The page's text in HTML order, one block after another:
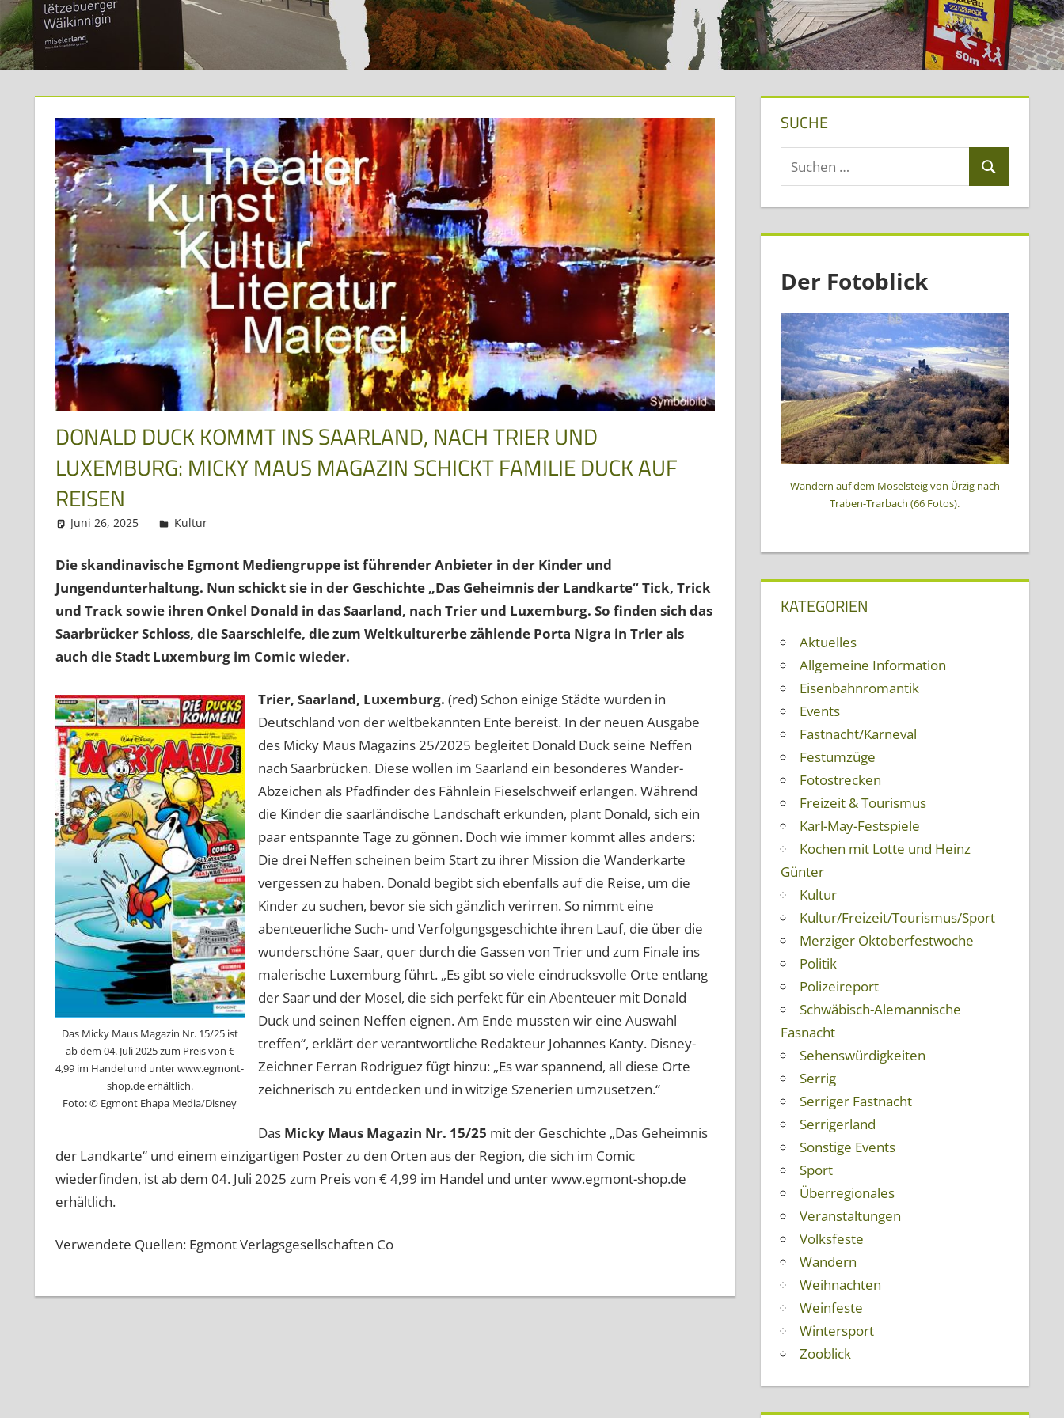
DONALD DUCK KOMMT INS SAARLAND, NACH TRIER UND
LUXEMBURG: MICKY MAUS MAGAZIN SCHICKT FAMILIE DUCK AUF
REISEN
Juni 26, 2025 Regio3
Kultur
Die skandinavische Egmont Mediengruppe ist führender Anbieter in der Kinder und
Jungendunterhaltung. Nun schickt sie in der Geschichte „Das Geheimnis der Landkarte“ Tick, Trick
und Track sowie ihren Onkel Donald in das Saarland, nach Trier und Luxemburg. So finden sich das
Saarbrücker Schloss, die Saarschleife, die zum Weltkulturerbe zählende Porta Nigra in Trier als
auch die Stadt Luxemburg im Comic wieder.
Das Micky Maus Magazin Nr. 15/25 ist
ab dem 04. Juli 2025 zum Preis von €
4,99 im Handel und unter www.egmont-
shop.de erhältlich.
Foto: © Egmont Ehapa Media/Disney
Trier, Saarland, Luxemburg. (red) Schon einige Städte wurden in
Deutschland von der weltbekannten Ente bereist. In der neuen Ausgabe
des Micky Maus Magazins 25/2025 begleitet Donald Duck seine Neffen
nach Saarbrücken. Diese wollen im Saarland ein besonderes Wander-
Abzeichen als Pfadfinder des Fähnlein Fieselschweif erlangen. Während
die Kinder die saarländische Landschaft erkunden, plant Donald, sich ein
paar entspannte Tage zu gönnen. Doch wie immer kommt alles anders:
Die drei Neffen scheinen beim Start zu ihrer Mission die Wanderkarte
vergessen zu haben. Donald begibt sich ebenfalls auf die Reise, um die
Kinder zu suchen, bevor sie sich gänzlich verirren. So nimmt eine
abenteuerliche Such- und Verfolgungsgeschichte ihren Lauf, die über die
wunderschöne Saar, quer durch die Gassen von Trier und zum Finale ins
malerische Luxemburg führt. „Es gibt so viele eindrucksvolle Orte entlang
der Saar und der Mosel, die sich perfekt für ein Abenteuer mit Donald
Duck und seinen Neffen eignen. Am Ende mussten wir eine Auswahl
treffen“, erklärt der verantwortliche Redakteur Johannes Kanty. Disney-
Zeichner Ferran Rodriguez fügt hinzu: „Es war spannend, all diese Orte
zeichnerisch zu entdecken und in witzige Szenerien umzusetzen.“
Das Micky Maus Magazin Nr. 15/25 mit der Geschichte „Das Geheimnis
der Landkarte“ und einem einzigartigen Poster zu den Orten aus der Region, die sich im Comic
wiederfinden, ist ab dem 04. Juli 2025 zum Preis von € 4,99 im Handel und unter www.egmont-shop.de
erhältlich.
Verwendete Quellen: Egmont Verlagsgesellschaften Co
SUCHE
Suchen
nach:
Suchen
Der Fotoblick
Wandern auf dem Moselsteig von Ürzig nach
Traben-Trarbach (66 Fotos).
KATEGORIEN
Aktuelles
Allgemeine Information
Eisenbahnromantik
Events
Fastnacht/Karneval
Festumzüge
Fotostrecken
Freizeit & Tourismus
Karl-May-Festspiele
Kochen mit Lotte und Heinz
Günter
Kultur
Kultur/Freizeit/Tourismus/Sport
Merziger Oktoberfestwoche
Politik
Polizeireport
Schwäbisch-Alemannische
Fasnacht
Sehenswürdigkeiten
Serrig
Serriger Fastnacht
Serrigerland
Sonstige Events
Sport
Überregionales
Veranstaltungen
Volksfeste
Wandern
Weihnachten
Weinfeste
Wintersport
Zooblick